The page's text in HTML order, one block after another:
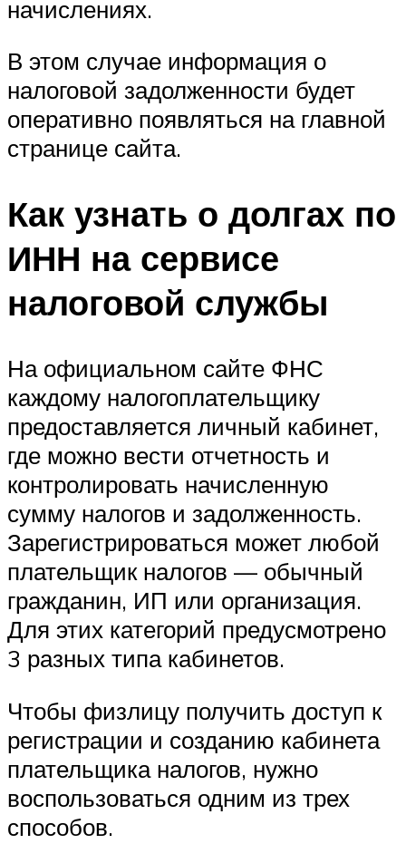
начислениях.
В этом случае информация о
налоговой задолженности будет
оперативно появляться на главной
странице сайта.
Как узнать о долгах по
ИНН на сервисе
налоговой службы
На официальном сайте ФНС
каждому налогоплательщику
предоставляется личный кабинет,
где можно вести отчетность и
контролировать начисленную
сумму налогов и задолженность.
Зарегистрироваться может любой
плательщик налогов — обычный
гражданин, ИП или организация.
Для этих категорий предусмотрено
3 разных типа кабинетов.
Чтобы физлицу получить доступ к
регистрации и созданию кабинета
плательщика налогов, нужно
воспользоваться одним из трех
способов.